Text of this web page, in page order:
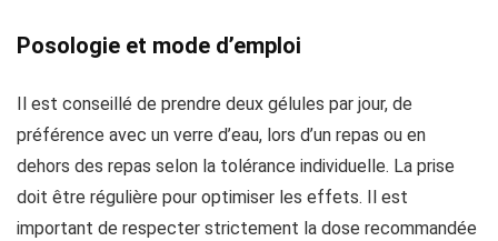
Posologie et mode d’emploi
Il est conseillé de prendre deux gélules par jour, de
préférence avec un verre d’eau, lors d’un repas ou en
dehors des repas selon la tolérance individuelle. La prise
doit être régulière pour optimiser les effets. Il est
important de respecter strictement la dose recommandée